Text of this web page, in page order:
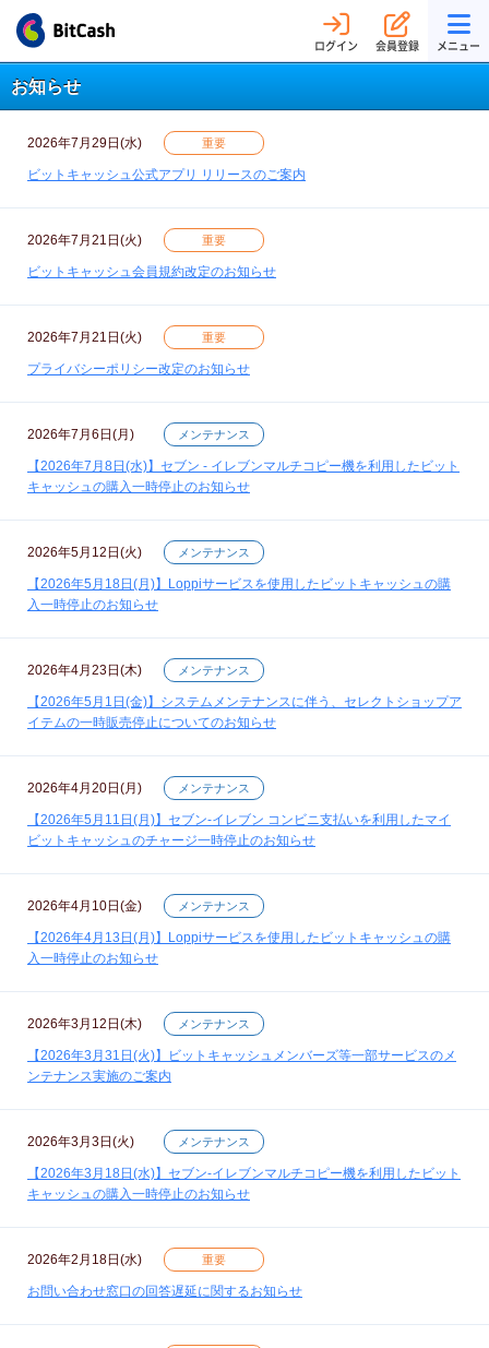
ログイン 会員登録 メニュー
お知らせ
2026年7月29日(水) 重要
ビットキャッシュ公式アプリ リリースのご案内
2026年7月21日(火) 重要
ビットキャッシュ会員規約改定のお知らせ
2026年7月21日(火) 重要
プライバシーポリシー改定のお知らせ
2026年7月6日(月) メンテナンス
【2026年7月8日(水)】セブン - イレブンマルチコピー機を利用したビット
キャッシュの購入一時停止のお知らせ
2026年5月12日(火) メンテナンス
【2026年5月18日(月)】Loppiサービスを使用したビットキャッシュの購
入一時停止のお知らせ
2026年4月23日(木) メンテナンス
【2026年5月1日(金)】システムメンテナンスに伴う、セレクトショップア
イテムの一時販売停止についてのお知らせ
2026年4月20日(月) メンテナンス
【2026年5月11日(月)】セブン‐イレブン コンビニ支払いを利用したマイ
ビットキャッシュのチャージ一時停止のお知らせ
2026年4月10日(金) メンテナンス
【2026年4月13日(月)】Loppiサービスを使用したビットキャッシュの購
入一時停止のお知らせ
2026年3月12日(木) メンテナンス
【2026年3月31日(火)】ビットキャッシュメンバーズ等一部サービスのメ
ンテナンス実施のご案内
2026年3月3日(火) メンテナンス
【2026年3月18日(水)】セブン‐イレブンマルチコピー機を利用したビット
キャッシュの購入一時停止のお知らせ
2026年2月18日(水) 重要
お問い合わせ窓口の回答遅延に関するお知らせ